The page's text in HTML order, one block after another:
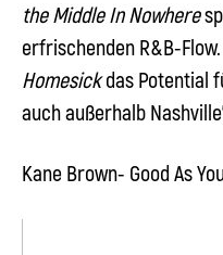
the Middle In Nowhere
erfrischenden R&B-
Homesickdas Potential
auch außerhalb
Kane Brown- Good As You